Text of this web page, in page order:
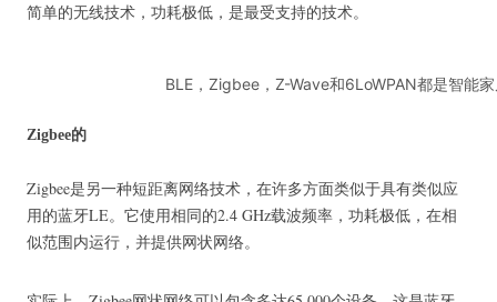
简单的无线技术，功耗极低，是最受支持的技术。
BLE，Zigbee，Z-Wave和6LoWPAN都是智能
Zigbee的
Zigbee是另一种短距离网络技术，在许多方面类似于具有类似应
用的蓝牙LE。 它使用相同的2.4 GHz载波频率，功耗极低，在相
似范围内运行，并提供网状网络。